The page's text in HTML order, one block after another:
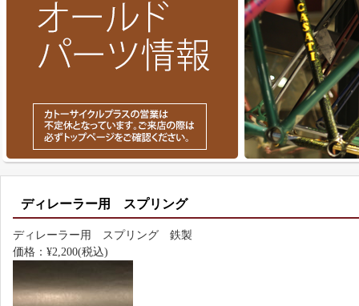
ディレーラー用 スプリング
ディレーラー用 スプリング 鉄製
価格：¥2,200(税込)